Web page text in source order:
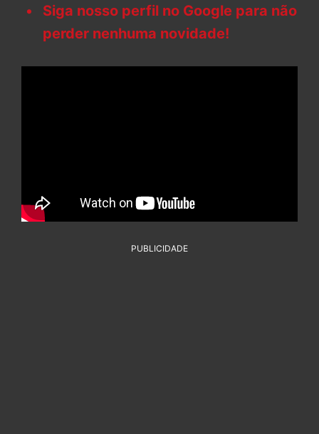
Siga nosso perfil no Google para não
perder nenhuma novidade!
PUBLICIDADE